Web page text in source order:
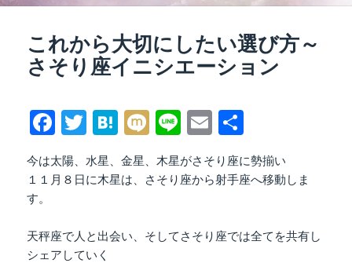
これから大切にしたい選び方～
さそり座イニシエーション
Fa
ce
bo
T
wi
tte
H
at
en
M
ix
i
Li
ne
E
m
ail
有
今は太陽、水星、金星、木星がさそり座に勢揃い
１１月８日に木星は、さそり座から射手座へ移動しま
す。
天秤座で人と出会い、そしてさそり座では全てを共有し
シェアしていく